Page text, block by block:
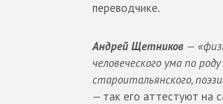
переводчике.
Андрей Щетников —
человеческого ума по
староитальянского,
— так его аттестуют на